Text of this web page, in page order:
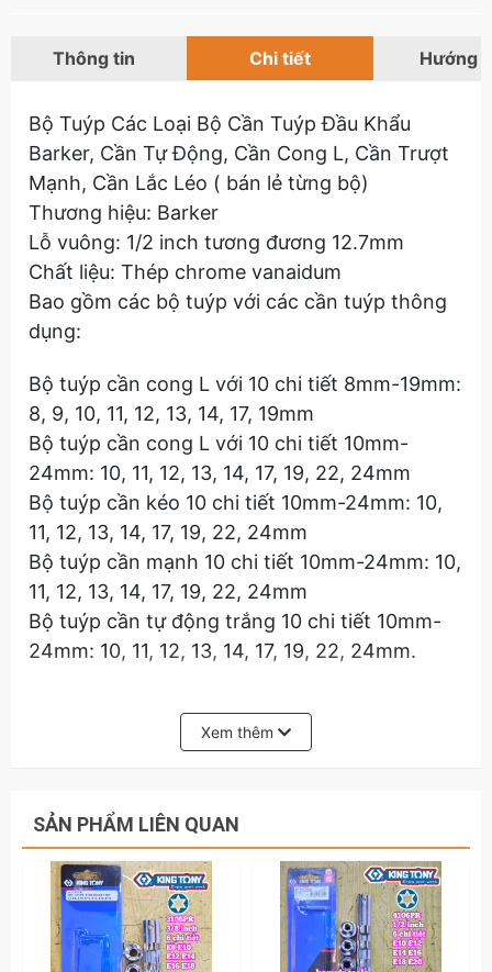
Thông tin Chi tiết Hướng
Bộ Tuýp Các Loại Bộ Cần Tuýp Đầu Khẩu
Barker, Cần Tự Động, Cần Cong L, Cần Trượt
Mạnh, Cần Lắc Léo ( bán lẻ từng bộ)
Thương hiệu: Barker
Lỗ vuông: 1/2 inch tương đương 12.7mm
Chất liệu: Thép chrome vanaidum
Bao gồm các bộ tuýp với các cần tuýp thông
dụng:
Bộ tuýp cần cong L với 10 chi tiết 8mm-19mm:
8, 9, 10, 11, 12, 13, 14, 17, 19mm
Bộ tuýp cần cong L với 10 chi tiết 10mm-
24mm: 10, 11, 12, 13, 14, 17, 19, 22, 24mm
Bộ tuýp cần kéo 10 chi tiết 10mm-24mm: 10,
11, 12, 13, 14, 17, 19, 22, 24mm
Bộ tuýp cần mạnh 10 chi tiết 10mm-24mm: 10,
11, 12, 13, 14, 17, 19, 22, 24mm
Bộ tuýp cần tự động trắng 10 chi tiết 10mm-
24mm: 10, 11, 12, 13, 14, 17, 19, 22, 24mm.
tin chi tiết sản phẩm bộ Tuýp Các Loại Bộ Cần
từng bộ)
Xem thêm
SẢN PHẨM LIÊN QUAN